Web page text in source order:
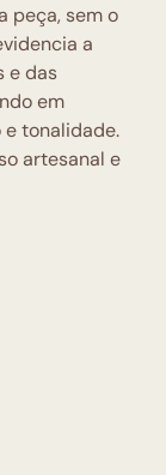
peça, sem o
a
e das
em
tonalidade.
artesanal e